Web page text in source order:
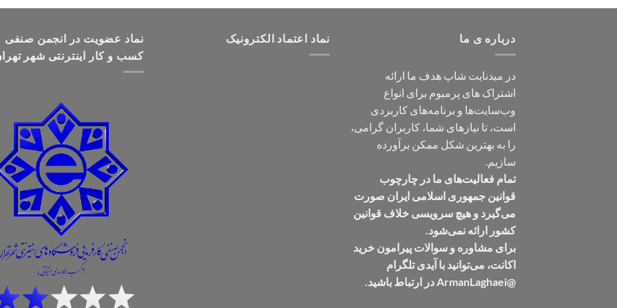
تومان499,000
درباره ی ما
در میدنایت شاپ هدف ما ارائه
اشتراک های پرمیوم برای انواع
وب‌سایت‌ها و برنامه‌های کاربردی
است، تا نیازهای شما، کاربران گرامی،
را به بهترین شکل ممکن برآورده
سازیم.
تمام فعالیت‌های ما در چارچوب
قوانین جمهوری اسلامی ایران صورت
می‌گیرد و هیچ سرویسی خلاف قوانین
کشور ارائه نمی‌شود.
برای مشاوره و سوالات پیرامون خرید
اکانت، می‌توانید با آیدی تلگرام
@ArmanLaghaei در ارتباط باشید.
نماد اعتماد الکترونیک
نماد عضویت در انجمن صنفی
کسب و کار اینترنتی شهر